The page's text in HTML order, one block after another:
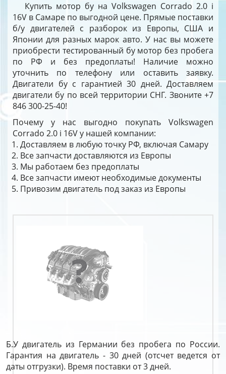
Купить мотор бу на Volkswagen Corrado 2.0 i
16V в Самаре по выгодной цене. Прямые поставки
б/у двигателей с разборок из Европы, США и
Японии для разных марок авто. У нас вы можете
приобрести тестированный бу мотор без пробега
по РФ и без предоплаты! Наличие можно
уточнить по телефону или оставить заявку.
Двигатели бу с гарантией 30 дней. Доставляем
двигатели бу по всей территории СНГ. Звоните +7
846 300-25-40!
Почему у нас выгодно покупать Volkswagen
Corrado 2.0 i 16V у нашей компании:
Доставляем в любую точку РФ, включая Самару
Все запчасти доставляются из Европы
Мы работаем без предоплаты
Все запчасти имеют необходимые документы
Привозим двигатель под заказ из Европы
Б.У двигатель из Германии без пробега по России.
Гарантия на двигатель - 30 дней (отсчет ведется от
даты отгрузки). Время поставки от 3 дней.